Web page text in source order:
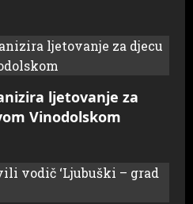
ljetovanje za
Vinodolskom